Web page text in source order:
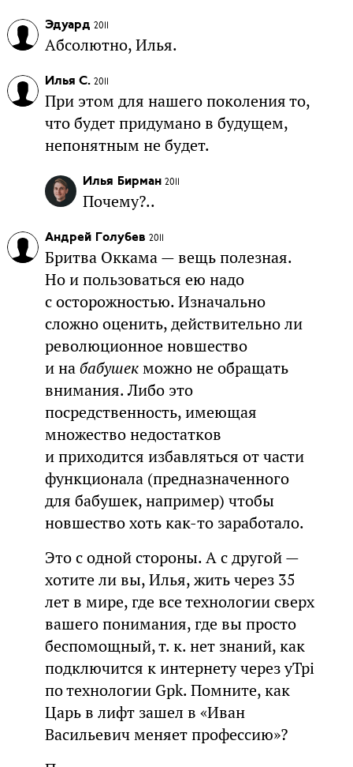
Эдуард 2011
Абсолютно, Илья.
Илья С. 2011
При этом для нашего поколения то,
что будет придумано в будущем,
непонятным не будет.
Илья Бирман 2011
Почему?..
Андрей Голубев 2011
Бритва Оккама — вещь полезная.
Но и пользоваться ею надо
с осторожностью. Изначально
сложно оценить, действительно ли
революционное новшество
и набабушекможно не обращать
внимания. Либо это
посредственность, имеющая
множество недостатков
и приходится избавляться от части
функционала (предназначенного
для бабушек, например) чтобы
новшество хоть как-то заработало.
Это с одной стороны. А с другой —
хотите ли вы, Илья, жить через 35
лет в мире, где все технологии сверх
вашего понимания, где вы просто
беспомощный, т. к. нет знаний, как
подключится к интернету через yTpi
по технологии Gpk. Помните, как
Царь в лифт зашел в «Иван
Васильевич меняет профессию»?